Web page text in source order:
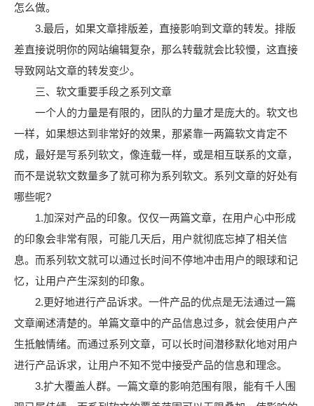
怎么做。
3.最后，如果文章排版差，直接影响到文章的转发。排版
差直接说明你的网站编辑复杂，那么转载就会比较慢，这直接
导致网站文章的转发变少。
三、软文重要手段之系列文章
一个人的力量是有限的，团队的力量才是庞大的。软文也
一样，如果想达到非常好的效果，那紧靠一两篇软文肯定不
成，最好是写系列软文，像连载一样，或是相互联系的文章，
而不是说软文数量多了就可称为系列软文。系列文章的好处有
哪些呢?
1.加深对产品的印象。仅仅一两篇文章，在用户心中形成
的印象会非常有限，可能几天后，用户就彻底忘掉了相关信
息。而系列软文就可以通过长时间不停地冲击用户的眼球和记
忆，让用户产生深刻的印象。
2.更好地进行产品诉求。一件产品的优点是无法通过一篇
文章阐述清楚的。单篇文章中的产品信息过多，就会使用户产
生抵触情绪。而通过系列文章，可以长时间潜移默化地对用户
进行产品诉求，让用户不知不觉中接受产品的信息和理念。
3.扩大覆盖人群。一篇文章的影响范围有限，能有千人围